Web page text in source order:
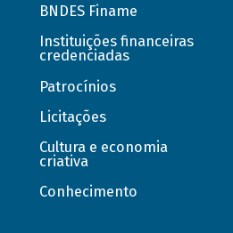
BNDES Finame
Instituições financeiras
credenciadas
Patrocínios
Licitações
Cultura e economia
criativa
Conhecimento